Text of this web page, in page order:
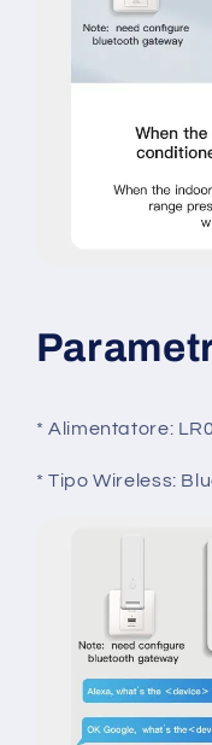
* Alimentatore:
* Tipo Wireless: